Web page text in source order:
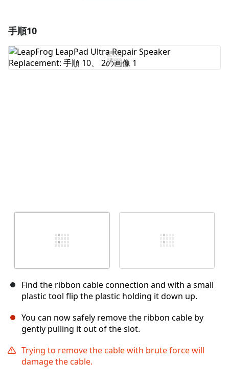
コメントを追加
手順10
Find the ribbon cable connection and with a small
plastic tool flip the plastic holding it down up.
You can now safely remove the ribbon cable by
gently pulling it out of the slot.
Trying to remove the cable with brute force will
damage the cable.